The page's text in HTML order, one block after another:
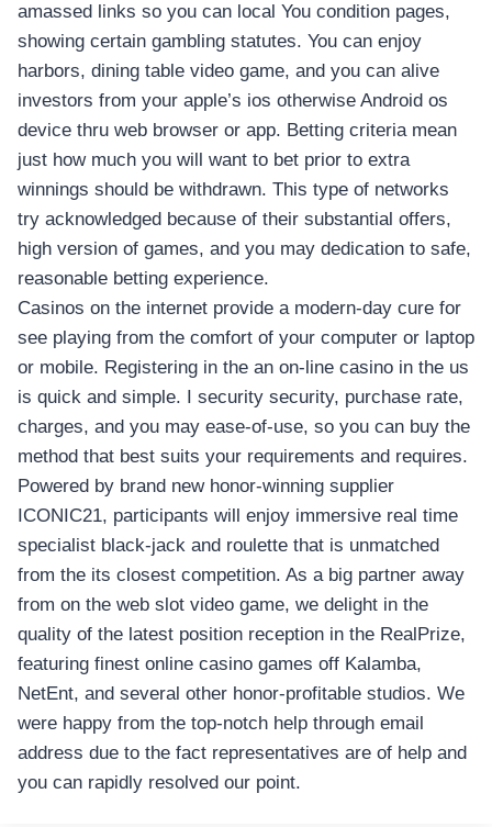
amassed links so you can local You condition pages,
showing certain gambling statutes. You can enjoy
harbors, dining table video game, and you can alive
investors from your apple’s ios otherwise Android os
device thru web browser or app. Betting criteria mean
just how much you will want to bet prior to extra
winnings should be withdrawn. This type of networks
try acknowledged because of their substantial offers,
high version of games, and you may dedication to safe,
reasonable betting experience.
Casinos on the internet provide a modern-day cure for
see playing from the comfort of your computer or laptop
or mobile. Registering in the an on-line casino in the us
is quick and simple. I security security, purchase rate,
charges, and you may ease-of-use, so you can buy the
method that best suits your requirements and requires.
Powered by brand new honor-winning supplier
ICONIC21, participants will enjoy immersive real time
specialist black-jack and roulette that is unmatched
from the its closest competition. As a big partner away
from on the web slot video game, we delight in the
quality of the latest position reception in the RealPrize,
featuring finest online casino games off Kalamba,
NetEnt, and several other honor-profitable studios. We
were happy from the top-notch help through email
address due to the fact representatives are of help and
you can rapidly resolved our point.